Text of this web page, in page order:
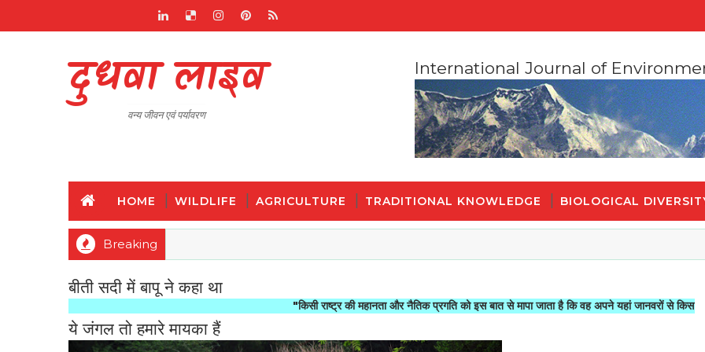
दुधवा लाइव
वन्य जीवन एवं पर्यावरण
International Journal of
HOME WILDLIFE AGRICULTURE TRADITIONAL KNOWLEDGE BIOLOGICAL
Breaking
बीती सदी में बापू ने कहा था
"किसी राष्ट्र की महानता और नैतिक प्रगति को इस बात से मापा जाता है कि वह अपने यहां जानवरों से किस तरह का सलूक
ये जंगल तो हमारे मायका हैं